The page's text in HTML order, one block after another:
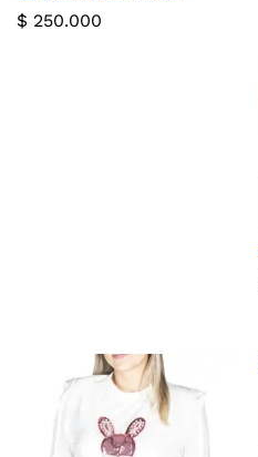
$ 250.000